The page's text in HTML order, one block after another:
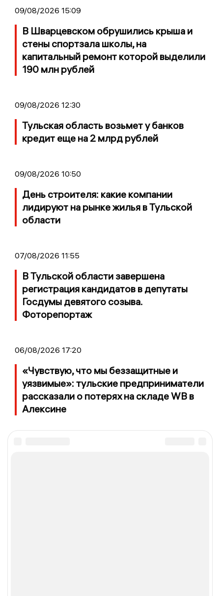
09/08/2026 15:09
В Шварцевском обрушились крыша и
стены спортзала школы, на
капитальный ремонт которой выделили
190 млн рублей
09/08/2026 12:30
Тульская область возьмет у банков
кредит еще на 2 млрд рублей
09/08/2026 10:50
День строителя: какие компании
лидируют на рынке жилья в Тульской
области
07/08/2026 11:55
В Тульской области завершена
регистрация кандидатов в депутаты
Госдумы девятого созыва.
Фоторепортаж
06/08/2026 17:20
«Чувствую, что мы беззащитные и
уязвимые»: тульские предприниматели
рассказали о потерях на складе WB в
Алексине